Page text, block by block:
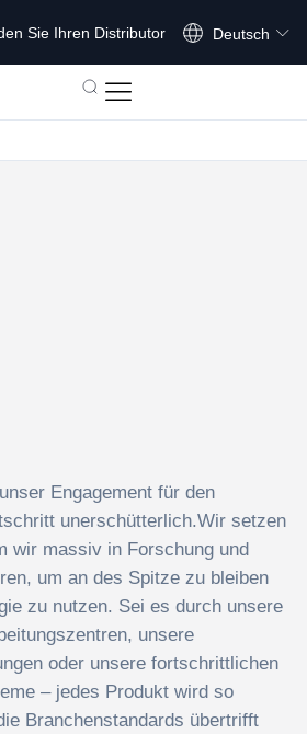
Sie Ihren Distributor Deutsch
Engagement für den
unerschütterlich.Wir setzen
wir massiv in Forschung und
um an des Spitze zu bleiben
zu nutzen. Sei es durch unsere
unsere
oder unsere fortschrittlichen
– jedes Produkt wird so
Branchenstandards übertrifft